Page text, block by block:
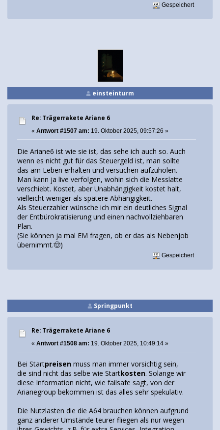
Gespeichert
einsteinturm
Re: Trägerrakete Ariane 6
« Antwort #1507 am: 19. Oktober 2025, 09:57:26 »
Die Ariane6 ist wie sie ist, das sehe ich auch so. Auch
wenn es nicht gut für das Steuergeld ist, man sollte
das am Leben erhalten und versuchen aufzuholen.
Man kann ja live verfolgen, wohin sich die Messlatte
verschiebt. Kostet, aber Unabhängigkeit kostet halt,
vielleicht weniger als spätere Abhängigkeit.
Als Steuerzahler wünsche ich mir ein deutliches Signal
der Entbürokratisierung und einen nachvollziehbaren
Plan.
(Sie können ja mal EM fragen, ob er das als Nebenjob
übernimmt.🤠)
Gespeichert
Springpunkt
Re: Trägerrakete Ariane 6
« Antwort #1508 am: 19. Oktober 2025, 10:49:14 »
Bei Startpreisen muss man immer vorsichtig sein,
die sind nicht das selbe wie Startkosten. Solange wir
diese Information nicht, wie failsafe sagt, von der
Arianegroup bekommen ist das alles sehr spekulativ.
Die Nutzlasten die die A64 brauchen können aufgrund
ganz anderer Umstände teurer fliegen als nur wegen